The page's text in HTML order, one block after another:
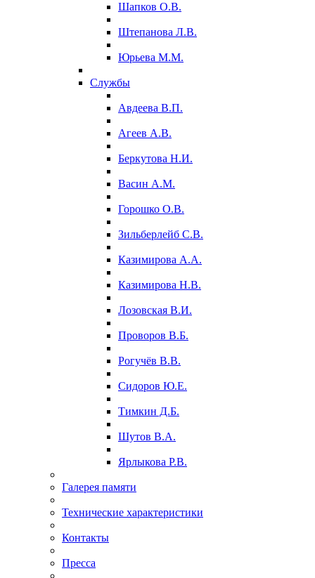
Шапков О.В.
Штепанова Л.В.
Юрьева М.М.
Службы
Авдеева В.П.
Агеев А.В.
Беркутова Н.И.
Васин А.М.
Горошко О.В.
Зильберлейб С.В.
Казимирова А.А.
Казимирова Н.В.
Лозовская В.И.
Проворов В.Б.
Рогучёв В.В.
Сидоров Ю.Е.
Тимкин Д.Б.
Шутов В.А.
Ярлыкова Р.В.
Галерея памяти
Технические характеристики
Контакты
Пресса